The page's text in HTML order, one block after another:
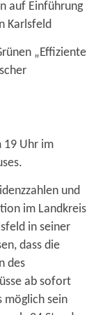
auf Einführung
Karlsfeld
„Effiziente
19 Uhr im
und
im Landkreis
in seiner
dass die
des
ab sofort
möglich sein